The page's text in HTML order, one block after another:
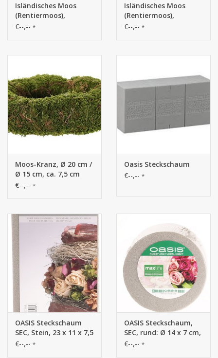
Isländisches Moos
(Rentiermoos),
Schachtel mit 500 gr
€--,-- *
Isländisches Moos
(Rentiermoos),
Schachtel mit 500 gr -
€--,-- *
Moos-Kranz, Ø 20 cm /
Ø 15 cm, ca. 7,5 cm
hoch, Naturprodukt
€--,-- *
Oasis Steckschaum
€--,-- *
OASIS Steckschaum
SEC, Stein, 23 x 11 x 7,5
cm, per Stück in Folie
€--,-- *
OASIS Steckschaum,
SEC, rund: Ø 14 x 7 cm,
je Stck. in Folie
€--,-- *